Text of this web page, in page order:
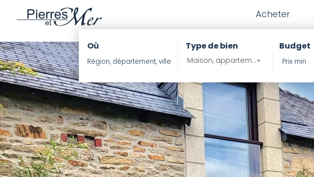
Acheter
Où Type de bien
Maison, appartement , Propritété ?
Budget